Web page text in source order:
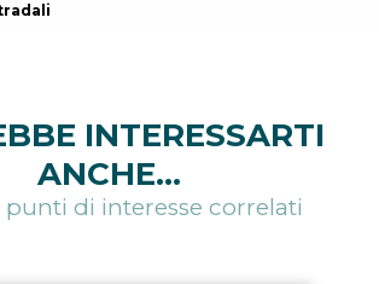
INTERESSARTI
ANCHE...
punti di interesse correlati